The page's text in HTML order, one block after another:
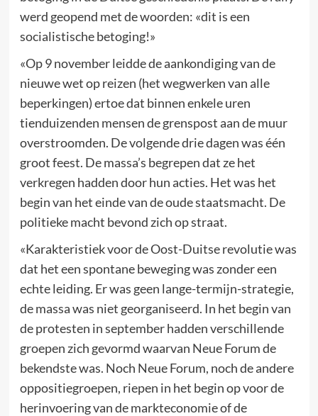
werd geopend met de woorden: «dit is een
socialistische betoging!»
«Op 9 november leidde de aankondiging van de
nieuwe wet op reizen (het wegwerken van alle
beperkingen) ertoe dat binnen enkele uren
tienduizenden mensen de grenspost aan de muur
overstroomden. De volgende drie dagen was één
groot feest. De massa’s begrepen dat ze het
verkregen hadden door hun acties. Het was het
begin van het einde van de oude staatsmacht. De
politieke macht bevond zich op straat.
«Karakteristiek voor de Oost-Duitse revolutie was
dat het een spontane beweging was zonder een
echte leiding. Er was geen lange-termijn-strategie,
de massa was niet georganiseerd. In het begin van
de protesten in september hadden verschillende
groepen zich gevormd waarvan Neue Forum de
bekendste was. Noch Neue Forum, noch de andere
oppositiegroepen, riepen in het begin op voor de
herinvoering van de markteconomie of de